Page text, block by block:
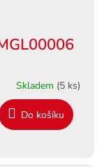
Skladem (5 ks)
Do košíku